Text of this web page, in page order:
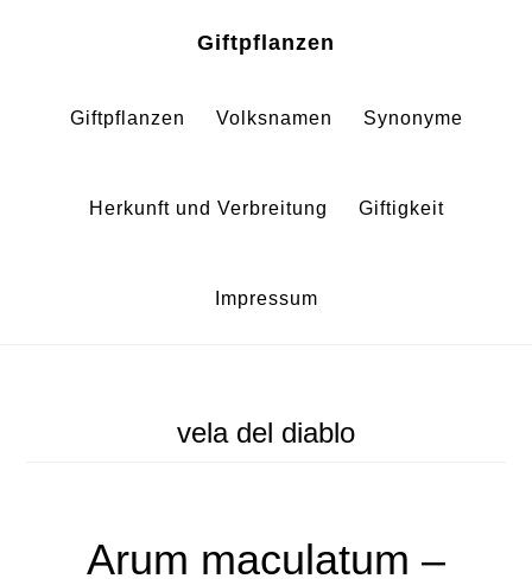
springen
springen
Giftpflanzen
Giftpflanzen Volksnamen Synonyme
Herkunft und Verbreitung Giftigkeit
Impressum
vela del diablo
Arum maculatum –